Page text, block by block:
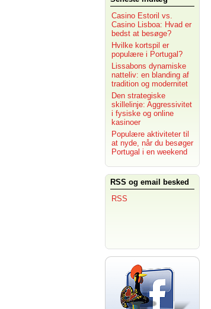
Casino Estoril vs.
Casino Lisboa: Hvad er
bedst at besøge?
Hvilke kortspil er
populære i Portugal?
Lissabons dynamiske
natteliv: en blanding af
tradition og modernitet
Den strategiske
skillelinje: Aggressivitet
i fysiske og online
kasinoer
Populære aktiviteter til
at nyde, når du besøger
Portugal i en weekend
RSS og email besked
RSS